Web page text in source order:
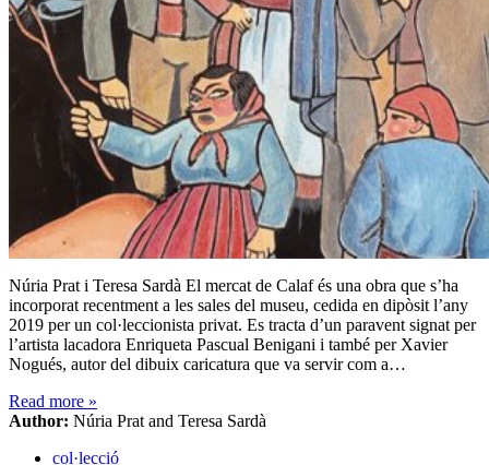
Núria Prat i Teresa Sardà El mercat de Calaf és una obra que s’ha
incorporat recentment a les sales del museu, cedida en dipòsit l’any
2019 per un col·leccionista privat. Es tracta d’un paravent signat per
l’artista lacadora Enriqueta Pascual Benigani i també per Xavier
Nogués, autor del dibuix caricatura que va servir com a…
Read more »
Author: Núria Prat and Teresa Sardà
col·lecció